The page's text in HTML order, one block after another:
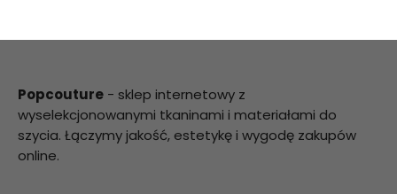
Popcouture - sklep internetowy z
wyselekcjonowanymi tkaninami i materiałami do
szycia. Łączymy jakość, estetykę i wygodę zakupów
online.